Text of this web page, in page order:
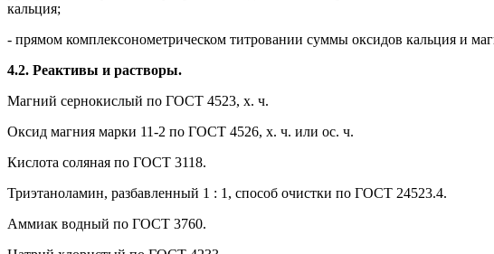
кальция;
- прямом комплексонометрическом титровании суммы оксидов кальция и
4.2. Реактивы и растворы.
Магний сернокислый по ГОСТ 4523, х. ч.
Оксид магния марки 11-2 по ГОСТ 4526, х. ч. или ос. ч.
Кислота соляная по ГОСТ 3118.
Триэтаноламин, разбавленный 1 : 1, способ очистки по ГОСТ 24523.4.
Аммиак водный по ГОСТ 3760.